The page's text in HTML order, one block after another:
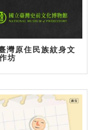
灣原住民族紋身文
坊